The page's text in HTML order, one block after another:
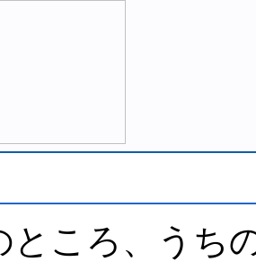
ところ、うち